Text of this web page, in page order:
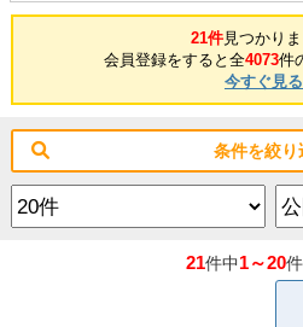
21件見つかりま
会員登録をすると全4073件
今すぐ見る
条件を絞り
21件中1～20